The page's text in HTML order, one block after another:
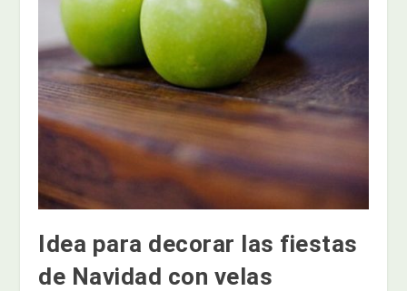
Idea para decorar las fiestas
de Navidad con velas